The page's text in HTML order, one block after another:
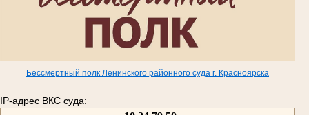
Бессмертный полк Ленинского районного суда г. Красноярска
IP-адрес ВКС суда: